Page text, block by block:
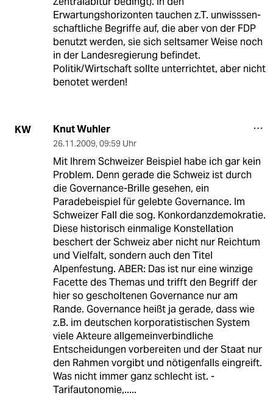
Erwartungshorizonten tauchen z.T. unwisssen-
schaftliche Begriffe auf, die aber von der FDP
benutzt werden, sie sich seltsamer Weise noch
in der Landesregierung befindet.
Politik/Wirtschaft sollte unterrichtet, aber nicht
benotet werden!
KW Knut Wuhler
26.11.2009, 09:59 Uhr
Mit Ihrem Schweizer Beispiel habe ich gar kein
Problem. Denn gerade die Schweiz ist durch
die Governance-Brille gesehen, ein
Paradebeispiel für gelebte Governance. Im
Schweizer Fall die sog. Konkordanzdemokratie.
Diese historisch einmalige Konstellation
beschert der Schweiz aber nicht nur Reichtum
und Vielfalt, sondern auch den Titel
Alpenfestung. ABER: Das ist nur eine winzige
Facette des Themas und trifft den Begriff der
hier so gescholtenen Governance nur am
Rande. Governance heißt ja gerade, dass wie
z.B. im deutschen korporatistischen System
viele Akteure allgemeinverbindliche
Entscheidungen vorbereiten und der Staat nur
den Rahmen vorgibt und nötigenfalls eingreift.
Was nicht immer ganz schlecht ist. -
Tarifautonomie,.....